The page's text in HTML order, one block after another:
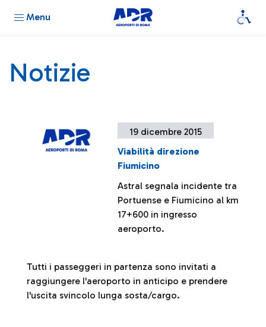
Menu
Notizie
19 dicembre 2015
Viabilità direzione
Fiumicino
Astral segnala incidente tra
Portuense e Fiumicino al km
17+600 in ingresso
aeroporto.
Tutti i passeggeri in partenza sono invitati a
raggiungere l'aeroporto in anticipo e prendere
l'uscita svincolo lunga sosta/cargo.